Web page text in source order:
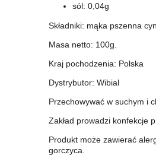
sól: 0,04g
Składniki: mąka pszenna
Masa netto: 100g.
Kraj pochodzenia: Polska
Dystrybutor: Wibial
Przechowywać w suchym i
Zakład prowadzi konfekcje
Produkt może zawierać
gorczyca.